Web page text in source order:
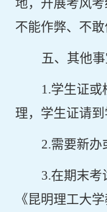
地，开展考风
不能作弊、不
五、其他
1.学生证或
理，学生证请
2.需要新办
3.在期末考
《昆明理工大